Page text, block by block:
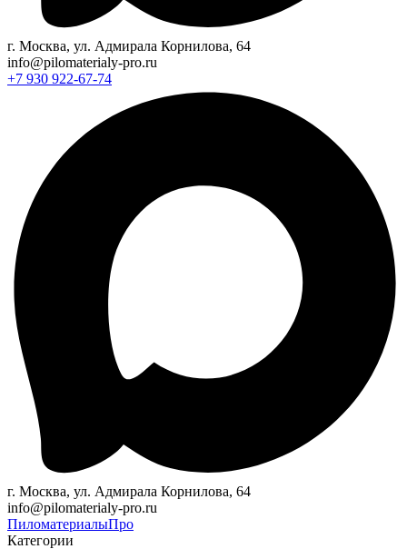
г. Москва, ул. Адмирала Корнилова, 64
info@pilomaterialy-pro.ru
+7 930 922-67-74
г. Москва, ул. Адмирала Корнилова, 64
info@pilomaterialy-pro.ru
ПиломатериалыПро
Категории